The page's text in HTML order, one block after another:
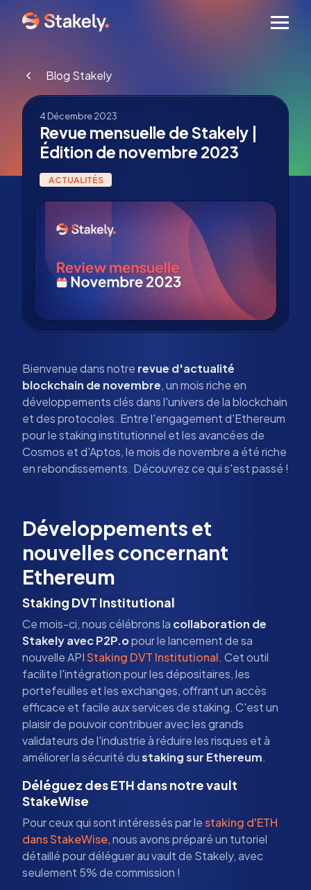
Blog Stakely
4 Décembre 2023
Revue mensuelle de Stakely |
Édition de novembre 2023
ACTUALITÉS
Bienvenue dans notre revue d'actualité
blockchain de novembre, un mois riche en
développements clés dans l'univers de la blockchain
et des protocoles. Entre l'engagement d'Ethereum
pour le staking institutionnel et les avancées de
Cosmos et d'Aptos, le mois de novembre a été riche
en rebondissements. Découvrez ce qui s'est passé !
Développements et
nouvelles concernant
Ethereum
Staking DVT Institutional
Ce mois-ci, nous célébrons la collaboration de
Stakely avec P2P.opour le lancement de sa
nouvelle APIStaking DVT Institutional. Cet outil
facilite l'intégration pour les dépositaires, les
portefeuilles et les exchanges, offrant un accès
efficace et facile aux services de staking. C'est un
plaisir de pouvoir contribuer avec les grands
validateurs de l'industrie à réduire les risques et à
améliorer la sécurité dustaking sur Ethereum.
Déléguez des ETH dans notre vault
StakeWise
Pour ceux qui sont intéressés par lestaking d'ETH
dans StakeWise, nous avons préparé un tutoriel
détaillé pour déléguer au vault de Stakely, avec
seulement 5% de commission !